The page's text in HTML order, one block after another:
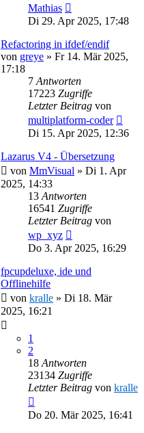
Mathias
Di 29. Apr 2025, 17:48
Refactoring in ifdef/endif
von greye » Fr 14. Mär 2025,
17:18
7 Antworten
17223 Zugriffe
Letzter Beitrag von
multiplatform-coder
Di 15. Apr 2025, 12:36
Lazarus V4 - Übersetzung
von MmVisual » Di 1. Apr
2025, 14:33
13 Antworten
16541 Zugriffe
Letzter Beitrag von
wp_xyz
Do 3. Apr 2025, 16:29
fpcupdeluxe, ide und
Offlinehilfe
von kralle » Di 18. Mär
2025, 16:21
1
2
18 Antworten
23134 Zugriffe
Letzter Beitrag von kralle
Do 20. Mär 2025, 16:41